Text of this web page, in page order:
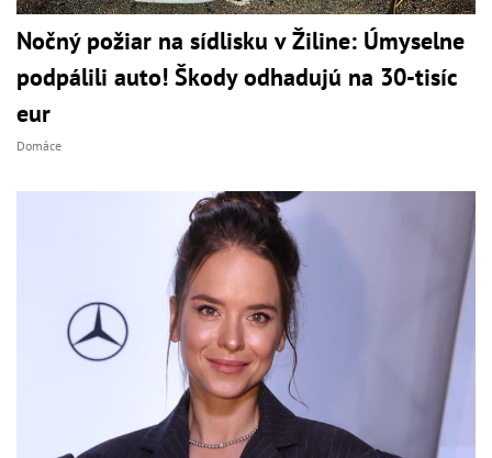
Nočný požiar na sídlisku v Žiline: Úmyselne
podpálili auto! Škody odhadujú na 30-tisíc
eur
Domáce